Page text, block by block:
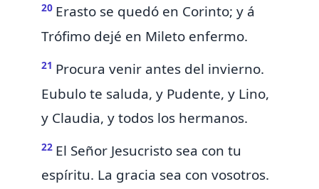
20 Erasto se quedó en Corinto; y á
Trófimo dejé en Mileto enfermo.
21 Procura venir antes del invierno.
Eubulo te saluda, y Pudente, y Lino,
y Claudia, y todos los hermanos.
22 El Señor Jesucristo sea con tu
espíritu. La gracia sea con vosotros.